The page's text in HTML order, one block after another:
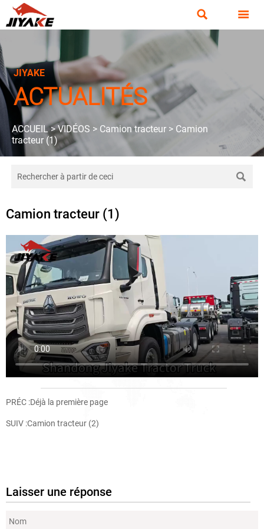
 
JIYAKE
ACTUALITÉS
ACCUEIL>VIDÉOS > Camion tracteur > Camion
tracteur (1)

Camion tracteur (1)
PRÉC :Déjà la première page
SUIV :Camion tracteur (2)
Laisser une réponse